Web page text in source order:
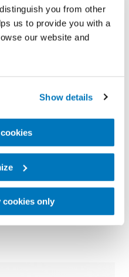
you from other
us to provide you with a
our website and
Show details
cookies only
απασχόλησης. Η
2,5 εκατομμύρια
εμπνέει ανθρώπους
Paola προσπαθεί να
στην πραγματικότητα.
για κάθε άνθρωπο
τον εαυτό το